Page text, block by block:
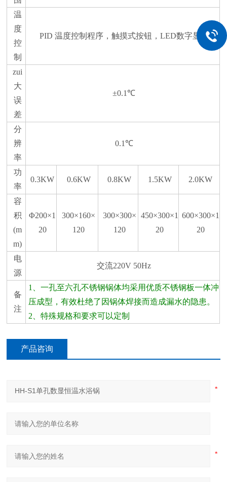
温
度
控
制
PID 温度控制程序，触摸式按钮，LED数字显示
zui
大
误
差
±0.1℃
分
辨
率
0.1℃
功
率
0.3KW 0.6KW 0.8KW 1.5KW 2.0KW
容
积
(m
m)
Φ200×1
20
300×160×
120
300×300×
120
450×300×1
20
600×300×1
20
电
源
交流220V 50Hz
备
注
1、一孔至六孔不锈钢锅体均采用优质不锈钢板一体冲
压成型，有效杜绝了因锅体焊接而造成漏水的隐患。
2、特殊规格和要求可以定制
产品咨询